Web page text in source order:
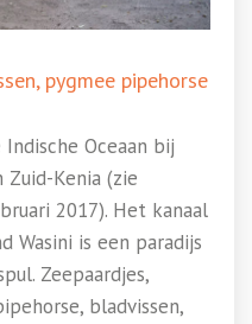
pygmee pipehorse
Oceaan bij
Kenia (zie
2017). Het kanaal
Wasini is een paradijs
Zeepaardjes,
bladvissen,